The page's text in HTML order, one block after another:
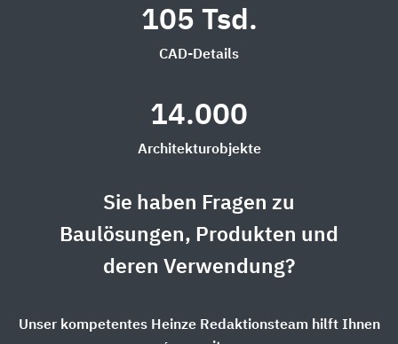
105 Tsd.
CAD-Details
14.000
Architekturobjekte
Sie haben Fragen zu
Baulösungen, Produkten und
deren Verwendung?
Unser kompetentes Heinze Redaktionsteam hilft Ihnen